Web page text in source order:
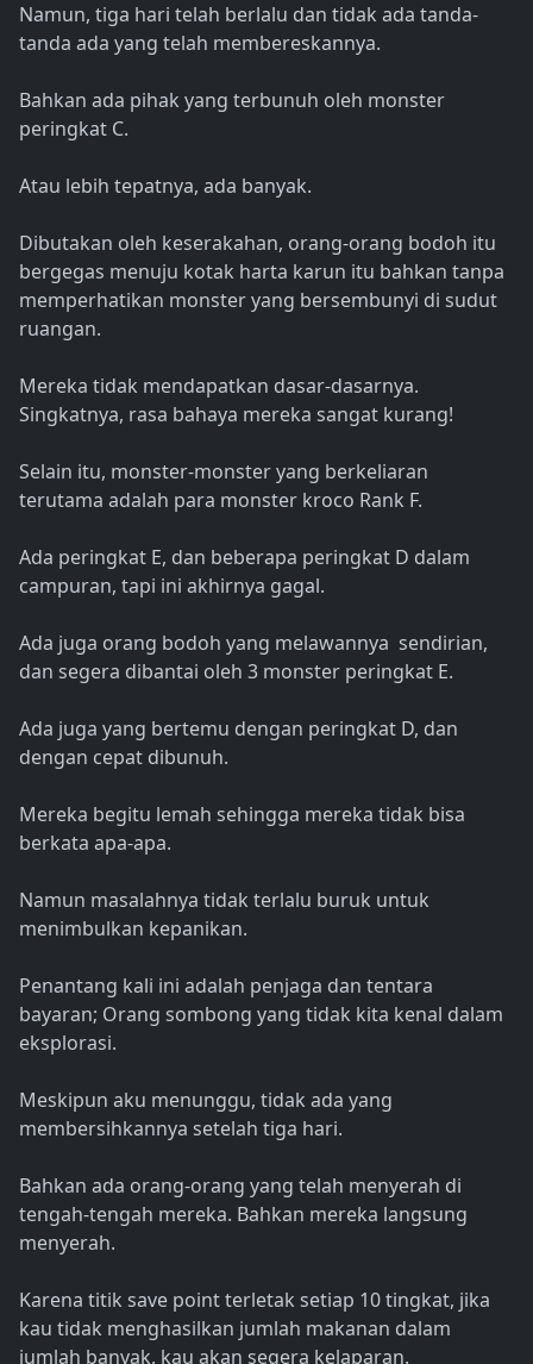
Namun, tiga hari telah berlalu dan tidak ada tanda-
tanda ada yang telah membereskannya.
Bahkan ada pihak yang terbunuh oleh monster
peringkat C.
Atau lebih tepatnya, ada banyak.
Dibutakan oleh keserakahan, orang-orang bodoh itu
bergegas menuju kotak harta karun itu bahkan tanpa
memperhatikan monster yang bersembunyi di sudut
ruangan.
Mereka tidak mendapatkan dasar-dasarnya.
Singkatnya, rasa bahaya mereka sangat kurang!
Selain itu, monster-monster yang berkeliaran
terutama adalah para monster kroco Rank F.
Ada peringkat E, dan beberapa peringkat D dalam
campuran, tapi ini akhirnya gagal.
Ada juga orang bodoh yang melawannya sendirian,
dan segera dibantai oleh 3 monster peringkat E.
Ada juga yang bertemu dengan peringkat D, dan
dengan cepat dibunuh.
Mereka begitu lemah sehingga mereka tidak bisa
berkata apa-apa.
Namun masalahnya tidak terlalu buruk untuk
menimbulkan kepanikan.
Penantang kali ini adalah penjaga dan tentara
bayaran; Orang sombong yang tidak kita kenal dalam
eksplorasi.
Meskipun aku menunggu, tidak ada yang
membersihkannya setelah tiga hari.
Bahkan ada orang-orang yang telah menyerah di
tengah-tengah mereka. Bahkan mereka langsung
menyerah.
Karena titik save point terletak setiap 10 tingkat, jika
kau tidak menghasilkan jumlah makanan dalam
jumlah banyak, kau akan segera kelaparan.